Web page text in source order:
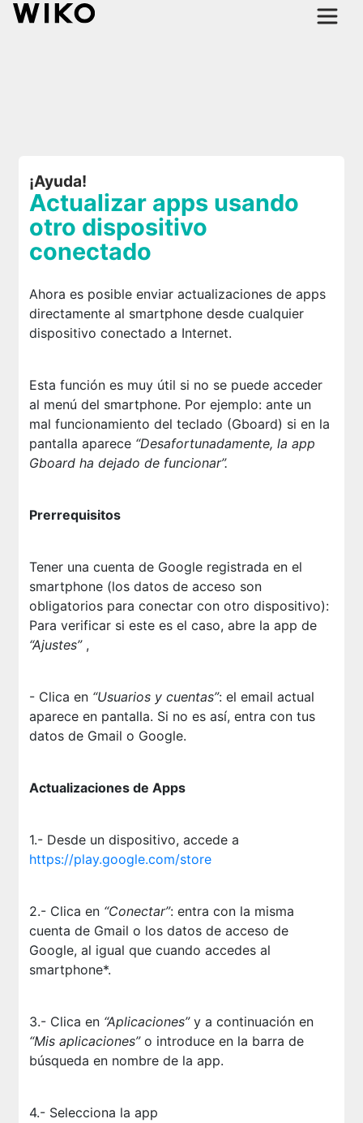
¡Ayuda!
Actualizar apps usando
otro dispositivo
conectado
Ahora es posible enviar actualizaciones de apps
directamente al smartphone desde cualquier
dispositivo conectado a Internet.
Esta función es muy útil si no se puede acceder
al menú del smartphone. Por ejemplo: ante un
mal funcionamiento del teclado (Gboard) si en la
pantalla aparece “Desafortunadamente, la app
Gboard ha dejado de funcionar”.
Prerrequisitos
Tener una cuenta de Google registrada en el
smartphone (los datos de acceso son
obligatorios para conectar con otro dispositivo):
Para verificar si este es el caso, abre la app de
“Ajustes” ,
- Clica en “Usuarios y cuentas”: el email actual
aparece en pantalla. Si no es así, entra con tus
datos de Gmail o Google.
Actualizaciones de Apps
1.- Desde un dispositivo, accede a
https://play.google.com/store
2.- Clica en “Conectar”: entra con la misma
cuenta de Gmail o los datos de acceso de
Google, al igual que cuando accedes al
smartphone*.
3.- Clica en “Aplicaciones”y a continuación en
“Mis aplicaciones”o introduce en la barra de
búsqueda en nombre de la app.
4.- Selecciona la app